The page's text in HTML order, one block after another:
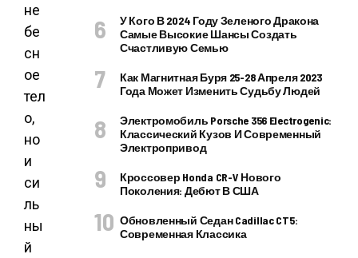
не
бе
сн
ое
тел
о,
но
и
си
ль
ны
й
У Кого В 2024 Году Зеленого Дракона
Самые Высокие Шансы Создать
Счастливую Семью
Как Магнитная Буря 25-28 Апреля 2023
Года Может Изменить Судьбу Людей
Электромобиль Porsche 356 Electrogenic:
Классический Кузов И Современный
Электропривод
Кроссовер Honda CR-V Нового
Поколения: Дебют В США
Обновленный Седан Cadillac CT5:
Современная Классика